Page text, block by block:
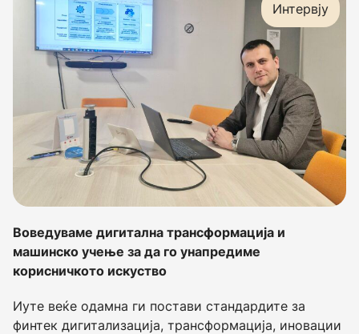
Воведуваме дигитална трансформација и
машинско учење за да го унапредиме
корисничкото искуство
Иуте веќе одамна ги постави стандардите за
финтек дигитализација, трансформација, иновации
Интервју